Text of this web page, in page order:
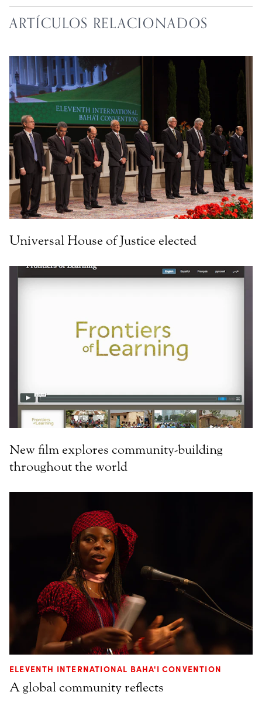
ARTÍCULOS RELACIONADOS
Universal House of Justice elected
New film explores community-building
throughout the world
ELEVENTH INTERNATIONAL BAHA'I CONVENTION
A global community reflects